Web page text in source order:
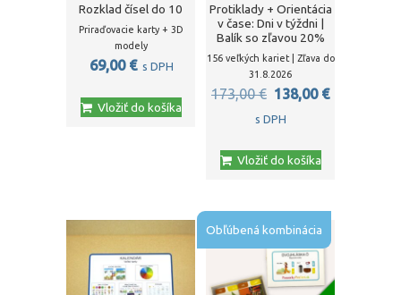
Rozklad čísel do 10
Priraďovacie karty + 3D
modely
69,00 € s DPH
Vložiť do košíka
Protiklady + Orientácia
v čase: Dni v týždni |
Balík so zľavou 20%
156 veľkých kariet | Zľava do
31.8.2026
173,00€ Pôvodná
cena
173,00 €.
138,00 €
s DPH
Vložiť do košíka
Obľúbená kombinácia